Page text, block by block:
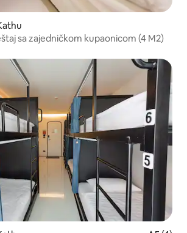
sa zajedničkom kupaonicom (4 M2)